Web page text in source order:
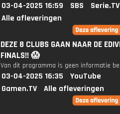
03-04-2025 16:59 SBS
Serie.TV
Alle afleveringen
DEZE 8 CLUBS GAAN NAAR DE
FINALS!! 😱
Van dit programma is geen informatie
03-04-2025 16:35
YouTube
Gamen.TV
Alle afleveringen